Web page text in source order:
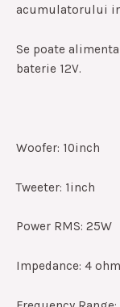
acumulatorului
Se poate
baterie 12V.
Woofer: 10inch
Tweeter: 1inch
Power RMS: 25W
Impedance: 4 ohm